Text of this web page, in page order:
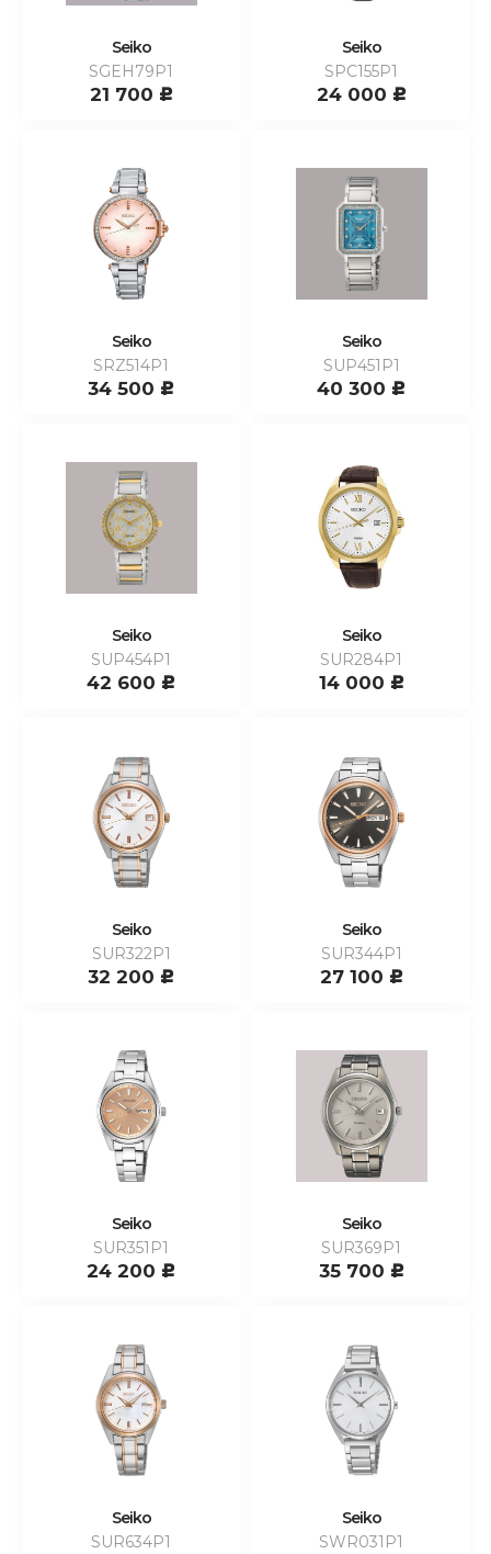
Seiko
SGEH79P1
21 700 c
Seiko
SPC155P1
24 000 c
Seiko
SRZ514P1
34 500 c
Seiko
SUP451P1
40 300 c
Seiko
SUP454P1
42 600 c
Seiko
SUR284P1
14 000 c
Seiko
SUR322P1
32 200 c
Seiko
SUR344P1
27 100 c
Seiko
SUR351P1
24 200 c
Seiko
SUR369P1
35 700 c
Seiko
SUR634P1
Seiko
SWR031P1